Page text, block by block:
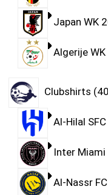
Japan WK
Algerije
Clubshirts
Al-Hilal SFC
Inter Miami
Al-Nassr FC